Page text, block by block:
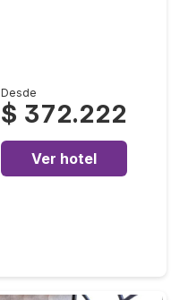
Desde
$ 372.222
Ver hotel